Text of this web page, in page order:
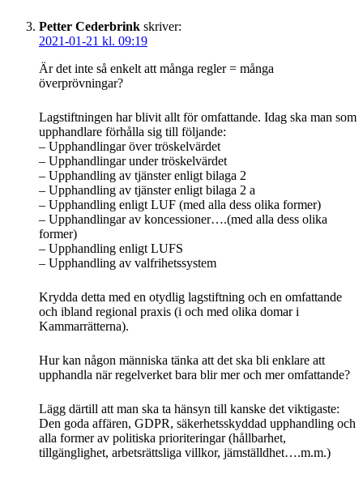
Petter Cederbrink skriver:
2021-01-21 kl. 09:19
Är det inte så enkelt att många regler = många
överprövningar?
Lagstiftningen har blivit allt för omfattande. Idag ska man som
upphandlare förhålla sig till följande:
– Upphandlingar över tröskelvärdet
– Upphandlingar under tröskelvärdet
– Upphandling av tjänster enligt bilaga 2
– Upphandling av tjänster enligt bilaga 2 a
– Upphandling enligt LUF (med alla dess olika former)
– Upphandlingar av koncessioner….(med alla dess olika
former)
– Upphandling enligt LUFS
– Upphandling av valfrihetssystem
Krydda detta med en otydlig lagstiftning och en omfattande
och ibland regional praxis (i och med olika domar i
Kammarrätterna).
Hur kan någon människa tänka att det ska bli enklare att
upphandla när regelverket bara blir mer och mer omfattande?
Lägg därtill att man ska ta hänsyn till kanske det viktigaste:
Den goda affären, GDPR, säkerhetsskyddad upphandling och
alla former av politiska prioriteringar (hållbarhet,
tillgänglighet, arbetsrättsliga villkor, jämställdhet….m.m.)